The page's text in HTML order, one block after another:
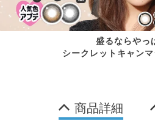
盛るならやっ
シークレットキャン
商品詳細